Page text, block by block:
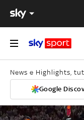
News e Highlights,
Google